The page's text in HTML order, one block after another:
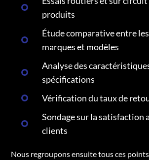
produits
Étude comparative entre
marques et modèles
Analyse des
spécifications
Vérification du taux de
Sondage sur la satisfaction
clients
Nous regroupons ensuite tous ces